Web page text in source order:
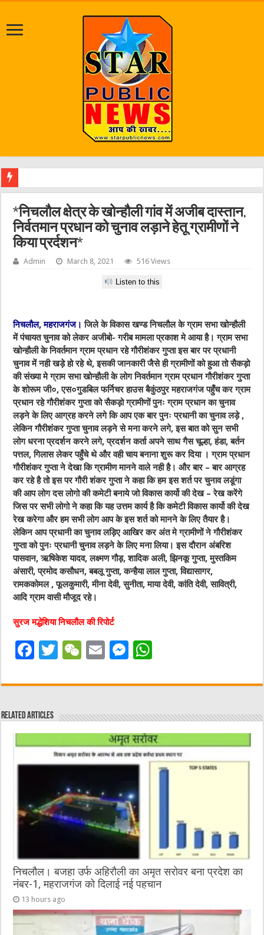
*निचलौल क्षेत्र के खोन्हौली गांव में अजीब दास्तान,
निर्वतमान प्रधान को चुनाव लड़ाने हेतू ग्रामीणों ने
किया प्रर्दशन*
Admin March 8, 2021 516 Views
Listen to this
निचलौल, महराजगंज। जिले के विकास खण्ड निचलौल के ग्राम सभा खोन्हौली
में पंचायत चुनाव को लेकर अजीबो- गरीब मामला प्रकाश मे आया है। ग्राम सभा
खोन्हौली के निवर्तमान ग्राम प्रधान रहे गौरीशंकर गुप्ता इस बार पर प्रधानी
चुनाव में नही खड़े हो रहे थे, इसकी जानकारी जैसे ही ग्रामीणों को हुआ तो सैकड़ो
की संख्या मे ग्राम सभा खोन्हौली के लोग निवर्तमान ग्राम प्रधान गौरीशंकर गुप्ता
के शोरूम जी०, एस०गुडबिल फर्निचर हाउस बैकुंठपुर महराजगंज पहुँच कर ग्राम
प्रधान रहे गौरीशंकर गुप्ता को सैकड़ो ग्रामीणों पुनः ग्राम प्रधान का चुनाव
लड़ने के लिए आग्रह करने लगे कि आप एक बार पुनः प्रधानी का चुनाव लड़े ,
लेकिन गौरीशंकर गुप्ता चुनाव लड़ने से मना करने लगे, इस बात को सुन सभी
लोग धरना प्रदर्शन करने लगे, प्रदर्शन कर्ता अपने साथ गैस चूल्हा, हंडा, बर्तन
पत्तल, गिलास लेकर पहुँचे थे और वही चाय बनाना शुरू कर दिया । ग्राम प्रधान
गौरीशंकर गुप्ता ने देखा कि ग्रामीण मानने वाले नही है। और बार – बार आग्रह
कर रहे है तो इस पर गौरी शंकर गुप्ता ने कहा कि हम इस शर्त पर चुनाव लडूंगा
की आप लोग दस लोगो की कमेटी बनाये जो विकास कार्यो की देख – रेख करेंगे
जिस पर सभी लोगो ने कहा कि यह उत्तम कार्य है कि कमेटी विकास कार्यो की देख
रेख करेगा और हम सभी लोग आप के इस शर्त को मानने के लिए तैयार है।
लेकिन आप प्रधानी का चुनाव लड़िए आखिर कर अंत मे ग्रामीणों ने गौरीशंकर
गुप्ता को पुनः प्रधानी चुनाव लड़ने के लिए मना लिया। इस दौरान अंबरिश
पासवान, ऋषिकेश यादव, लक्ष्मण गौड़, शादिक अली, झिनकू गुप्ता, मुस्तकिम
अंसारी, प्रमोद कसौधन, बबलू गुप्ता, कन्हैया लाल गुप्ता, विद्यासागर,
रामककोमल , फूलकुमारी, मीना देवी, सुनीता, माया देवी, कांति देवी, सावित्री,
आदि ग्राम वासी मौजूद रहे।
सुरज मद्धेशिया निचलौल की रिपोर्ट
F
c
e
b
o
o
T
it
r
W
C
at
E
ai
M
ss
n
g
er
at
A
p
p
Related Articles
निचलौल। बजहा उर्फ अहिरौली का अमृत सरोवर बना प्रदेश का
नंबर-1, महराजगंज को दिलाई नई पहचान
13 hours ago